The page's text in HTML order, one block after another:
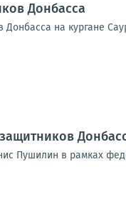
Донбасса
Донбасса на кургане
Пушилин в рамках